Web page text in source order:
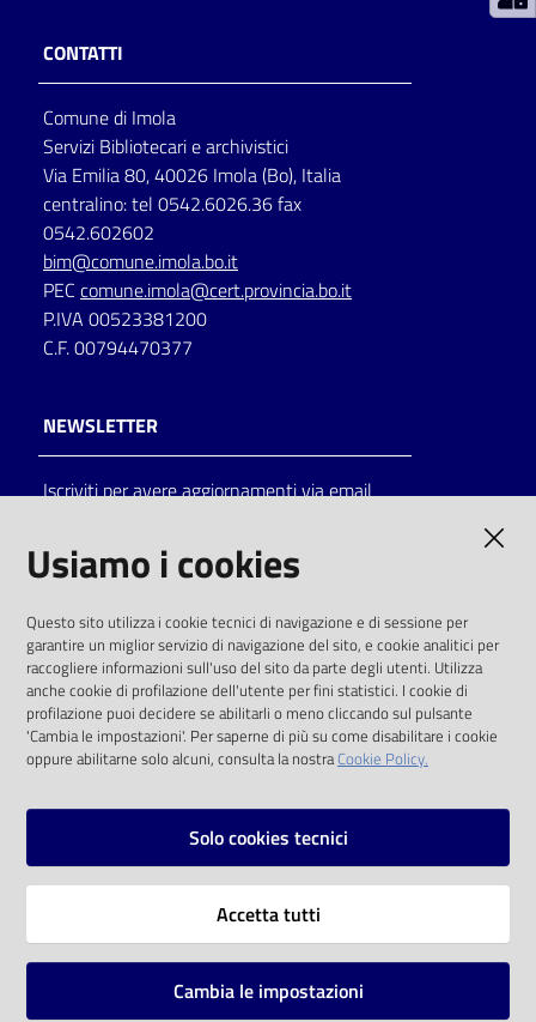
Seguici
su
on line
Eventi
Chiedi al
bibliotecario
Avvisi
CONTATTI
Comune di Imola
Servizi Bibliotecari e archivistici
Via Emilia 80, 40026 Imola (Bo), Italia
centralino: tel 0542.6026.36 fax
0542.602602
bim@comune.imola.bo.it
PEC comune.imola@cert.provincia.bo.it
P.IVA 00523381200
C.F. 00794470377
NEWSLETTER
Iscriviti per avere aggiornamenti via email
solo alle condizioni previste dalla direttiva
comunitaria 2003/98/CE e dal d.lgs. 36/2006
SOCIAL
Instagram
Vai alla pagina
Usiamo i cookies
Questo sito utilizza i cookie tecnici di navigazione e di sessione per
garantire un miglior servizio di navigazione del sito, e cookie analitici per
raccogliere informazioni sull'uso del sito da parte degli utenti. Utilizza
anche cookie di profilazione dell'utente per fini statistici. I cookie di
profilazione puoi decidere se abilitarli o meno cliccando sul pulsante
'Cambia le impostazioni'. Per saperne di più su come disabilitare i cookie
oppure abilitarne solo alcuni, consulta la nostraCookie Policy.
Solo cookies tecnici
Accetta tutti
Cambia le impostazioni